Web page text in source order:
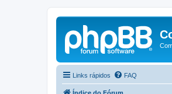
Links rápidos FAQ
Índice do Fórum